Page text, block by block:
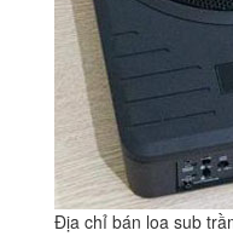
Địa chỉ bán loa sub